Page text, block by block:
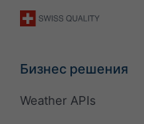
Бизнес решения
Weather APIs